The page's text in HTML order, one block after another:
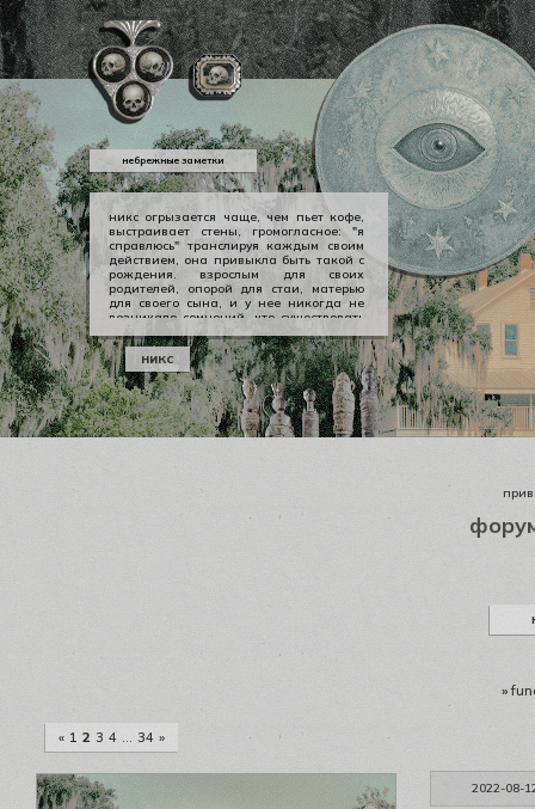
никс огрызается чаще, чем пьет кофе,
выстраивает стены, громогласное: "я
справлюсь" транслируя каждым своим
действием, она привыкла быть такой с
рождения. взрослым для своих
родителей, опорой для стаи, матерью
для своего сына, и у нее никогда не
возникало сомнений, что существовать
можно в принципе своем как-то иначе.
у никс опора — она сама, даже если
уже давно изломанная, совершенно
ненадежная, но помощи она просит
тогда, когда не остается уже выбора.
никс
небрежные заметки
»
« 1 2 3 4 … 34 »
2022-08-